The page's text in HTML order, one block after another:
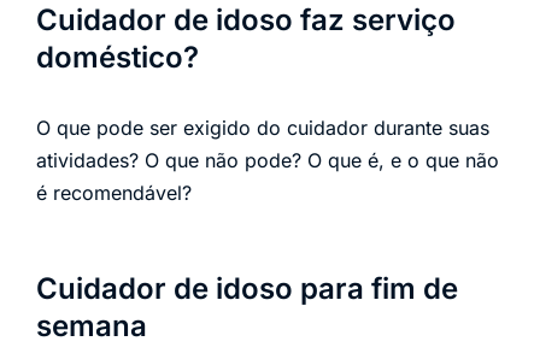
Cuidador de idoso faz serviço
doméstico?
O que pode ser exigido do cuidador durante suas
atividades? O que não pode? O que é, e o que não
é recomendável?
Cuidador de idoso para fim de
semana